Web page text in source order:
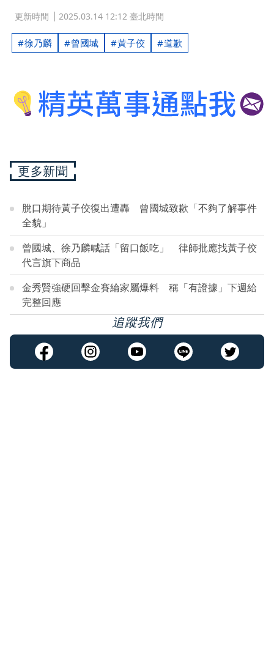
更新時間 2025.03.14 12:12 臺北時間
徐乃麟 曾國城 黃子佼 道歉
更多新聞
脫口期待黃子佼復出遭轟 曾國城致歉「不夠了解事件
全貌」
曾國城、徐乃麟喊話「留口飯吃」 律師批應找黃子佼
代言旗下商品
金秀賢強硬回擊金賽綸家屬爆料 稱「有證據」下週給
完整回應
追蹤我們